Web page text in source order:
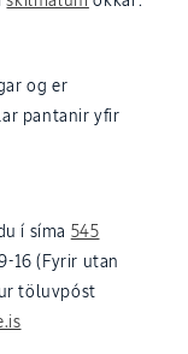
og er
pantanir yfir
í síma 545
16 (Fyrir utan
töluvpóst